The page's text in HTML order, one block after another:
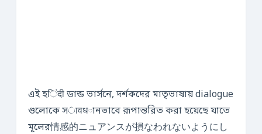
এই হिंदी ডাব্ড ভার্সনে, দর্শকদের মাতৃভাষায় dialogue
গুলোকে সावधানভাবে রূপান্তরিত করা হয়েছে যাতে
মূলের情感的ニュアンスが損なわれないようにし